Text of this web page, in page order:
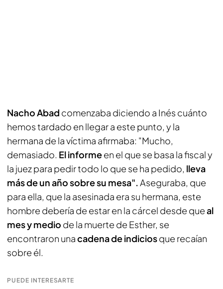
Nacho Abad comenzaba diciendo a Inés cuánto
hemos tardado en llegar a este punto, y la
hermana de la víctima afirmaba: "Mucho,
demasiado. El informeen el que se basa la fiscal y
la juez para pedir todo lo que se ha pedido, lleva
más de un año sobre su mesa".Aseguraba, que
para ella, que la asesinada era su hermana, este
hombre debería de estar en la cárcel desde queal
mes y medio de la muerte de Esther, se
encontraron unacadena de indiciosque recaían
sobre él.
PUEDE INTERESARTE